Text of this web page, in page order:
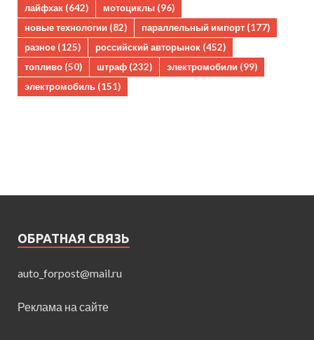
лайфхак (642) мотоциклы (96)
новые технологии (82) параллельный импорт (177)
разное (125) российский авторынок (452)
топливо (50) штраф (232) электромобили (99)
электромобиль (151)
ОБРАТНАЯ СВЯЗЬ
auto_forpost@mail.ru
Реклама на сайте